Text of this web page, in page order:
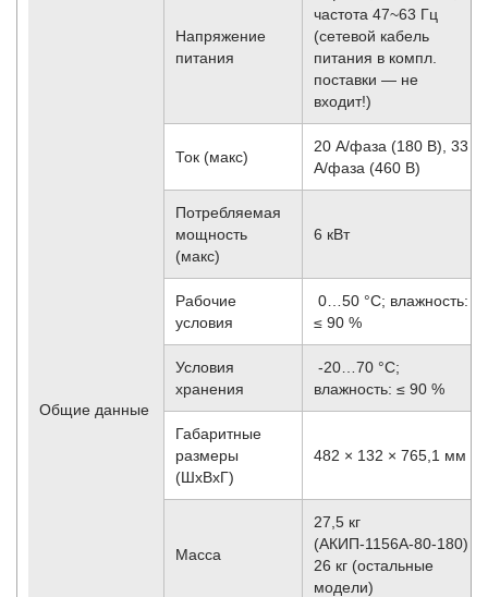
Общие данные
Напряжение
питания
частота 47~63 Гц
(сетевой кабель
питания в компл.
поставки — не
входит!)
Ток (макс)
20 А/фаза (180 В), 33
А/фаза (460 В)
Потребляемая
мощность
(макс)
6 кВт
Рабочие
условия
0…50 °C; влажность:
≤ 90 %
Условия
хранения
-20…70 °С;
влажность: ≤ 90 %
Габаритные
размеры
(ШхВхГ)
482 × 132 × 765,1 мм
Масса
27,5 кг
(АКИП-1156А-80-180)
26 кг (остальные
модели)